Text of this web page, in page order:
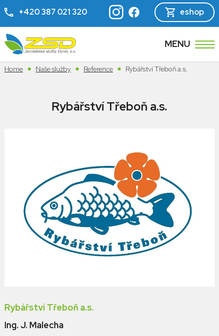
+420 387 021 320 eshop
MENU
Home Naše služby Reference Rybářství Třeboň a.s.
Rybářství Třeboň a.s.
Rybářství Třeboň a.s.
Ing. J. Malecha